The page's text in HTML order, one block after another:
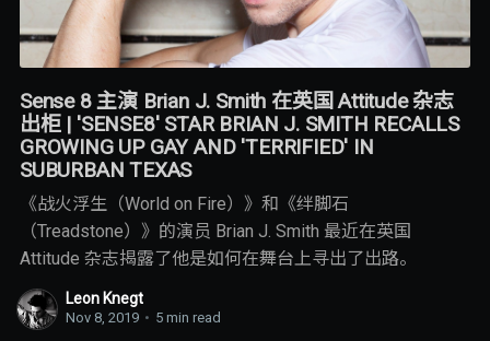
Sense 8 主演 Brian J. Smith 在英国 Attitude 杂志
出柜 | 'SENSE8' STAR BRIAN J. SMITH RECALLS
GROWING UP GAY AND 'TERRIFIED' IN
SUBURBAN TEXAS
《战火浮生（World on Fire）》和《绊脚石
（Treadstone）》的演员 Brian J. Smith 最近在英国
Attitude 杂志揭露了他是如何在舞台上寻出了出路。
Leon Knegt
Nov 8, 2019 • 5 min read